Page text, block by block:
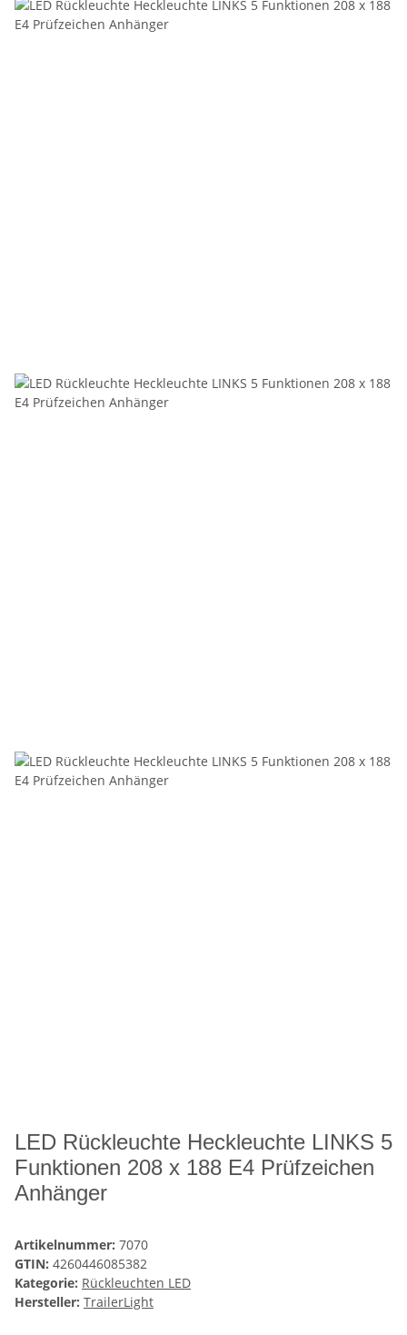
LED Rückleuchte Heckleuchte LINKS 5
Funktionen 208 x 188 E4 Prüfzeichen
Anhänger
Artikelnummer: 7070
GTIN: 4260446085382
Kategorie: Rückleuchten LED
Hersteller: TrailerLight